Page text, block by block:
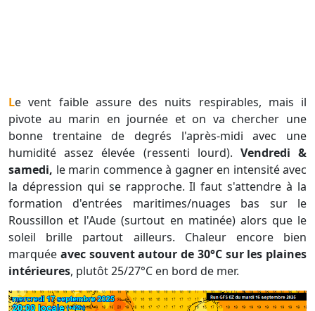
Le vent faible assure des nuits respirables, mais il
pivote au marin en journée et on va chercher une
bonne trentaine de degrés l'après-midi avec une
humidité assez élevée (ressenti lourd). Vendredi &
samedi, le marin commence à gagner en intensité avec
la dépression qui se rapproche. Il faut s'attendre à la
formation d'entrées maritimes/nuages bas sur le
Roussillon et l'Aude (surtout en matinée) alors que le
soleil brille partout ailleurs. Chaleur encore bien
marquée avec souvent autour de 30°C sur les plaines
intérieures, plutôt 25/27°C en bord de mer.